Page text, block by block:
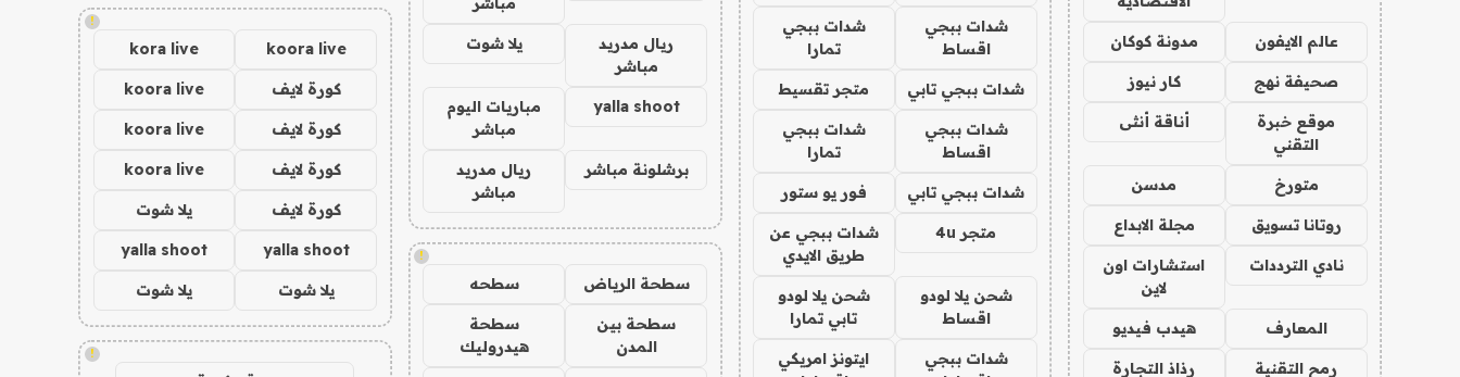
عالم الايفون مدونة كوكان
صحيفة نهج كار نيوز
موقع خبرة
التقني
أناقة أنثى
متورخ مدسن
روتانا تسويق مجلة الابداع
نادي الترددات
استشارات اون
لاين
المعارف هيدب فيديو
رمح التقنية رذاذ التجارة
شدات ببجي
اقساط
شدات ببجي
تمارا
شدات ببجي تابي متجر تقسيط
شدات ببجي
اقساط
شدات ببجي
تمارا
شدات ببجي تابي فور يو ستور
متجر 4u
شدات ببجي عن
طريق الايدي
شحن يلا لودو
اقساط
شحن يلا لودو
تابي تمارا
شدات ببجي
ايتونز امريكي
ريال مدريد
مباشر
يلا شوت
yalla shoot
مباريات اليوم
مباشر
برشلونة مباشر
ريال مدريد
مباشر
!
سطحة الرياض سطحه
سطحة بين
المدن
سطحة
هيدروليك
!
koora live
kora live
كورة لايف koora live
كورة لايف koora live
كورة لايف koora live
كورة لايف يلا شوت
yalla shoot
yalla shoot
يلا شوت يلا شوت
!